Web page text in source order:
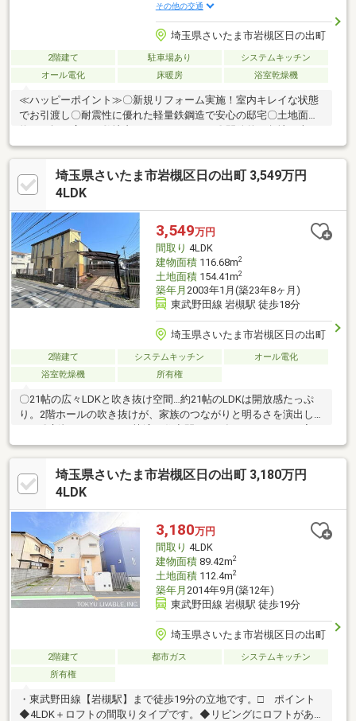
その他の交通
埼玉県さいたま市岩槻区日の出町
2階建て 駐車場あり
システムキッチン
オール電化
床暖房 浴室乾燥機
≪ハッピーポイント≫〇新規リフォーム実施！室内キレイな状態
でお引渡し〇耐震性に優れた軽量鉄鋼造で安心の邸宅〇土地面積
向きで日当たり・通風良好〇吹き抜けで明るいリビング約２１帖
の広さ〇火を使用しない安心を取り入れたオール電化住宅≪周辺
環境≫〇東武野田線『岩槻』駅徒歩１７分の閑静な住宅地〇多路
線利用可『大宮』駅まで乗車時間約１４分〇日々のお買い物もし
探し、住宅ローン、お住み替えのご相談もお気軽に！予約なしの
ご来店・お電話での対応も承っております。
埼玉県さいたま市岩槻区日の出町 3,549万円
4LDK
3,549万円
間取り 4LDK
建物面積116.68m2
土地面積154.41m2
築年月 2003年1月(築23年8ヶ月)
東武野田線 岩槻駅 徒歩18分
埼玉県さいたま市岩槻区日の出町
2階建て システムキッチン
オール電化
浴室乾燥機
所有権
〇21帖の広々LDKと吹き抜け空間…約21帖のLDKは開放感たっぷ
り。2階ホールの吹き抜けが、家族のつながりと明るさを演出しま
予定。水回り設備や内装を一新し、清潔感のある室内で新生活を
スタートできます。〇全居室5帖以上・収納豊富な4LDK…各部屋
にクローゼットを設け、収納力も充実しています。
埼玉県さいたま市岩槻区日の出町 3,180万円
4LDK
3,180万円
間取り 4LDK
建物面積89.42m2
土地面積112.4m2
築年月 2014年9月(築12年)
東武野田線 岩槻駅 徒歩19分
埼玉県さいたま市岩槻区日の出町
2階建て 都市ガス
システムキッチン
所有権
・東武野田線【岩槻駅】まで徒歩19分の立地です。□ ポイント
◆4LDK＋ロフトの間取りタイプです。◆リビングにロフトがあり